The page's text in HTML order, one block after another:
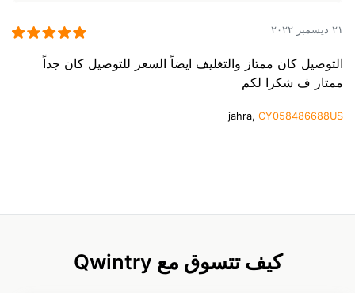
٢١ ديسمبر ٢٠٢٢
التوصيل كان ممتاز والتغليف ايضاً السعر للتوصيل كان جداً
ممتاز ف شكرا لكم
jahra, CY058486688US
كيف تتسوق مع Qwintry